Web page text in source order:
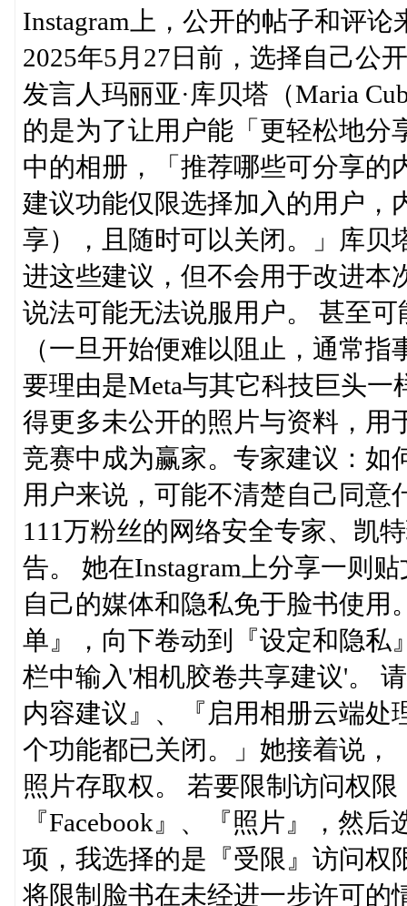
Instagram上，公开的帖子和评
2025年5月27日前，选择自己公
发言人玛丽亚·库贝塔（Maria
的是为了让用户能「更轻松地分
中的相册，「推荐哪些可分享的
建议功能仅限选择加入的用户，
享），且随时可以关闭。」库贝
进这些建议，但不会用于改进本
说法可能无法说服用户。 甚至
（一旦开始便难以阻止，通常
要理由是Meta与其它科技巨头
得更多未公开的照片与资料，
竞赛中成为赢家。专家建议：如
用户来说，可能不清楚自己同意
111万粉丝的网络安全专家、凯
告。 她在Instagram上分享一则
自己的媒体和隐私免于脸书使
单』，向下卷动到『设定和隐私
栏中输入'相机胶卷共享建议'。
内容建议』、『启用相册云端处
个功能都已关闭。」她接着说，
照片存取权。 若要限制访问权
『Facebook』、『照片』，然
项，我选择的是『受限』访问权
将限制脸书在未经进一步许可的